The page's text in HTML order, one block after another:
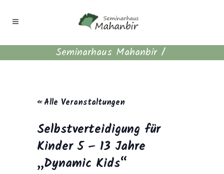
Seminarhaus Mahanbir/
« Alle Veranstaltungen
Selbstverteidigung für
Kinder 5 – 13 Jahre
„Dynamic Kids“